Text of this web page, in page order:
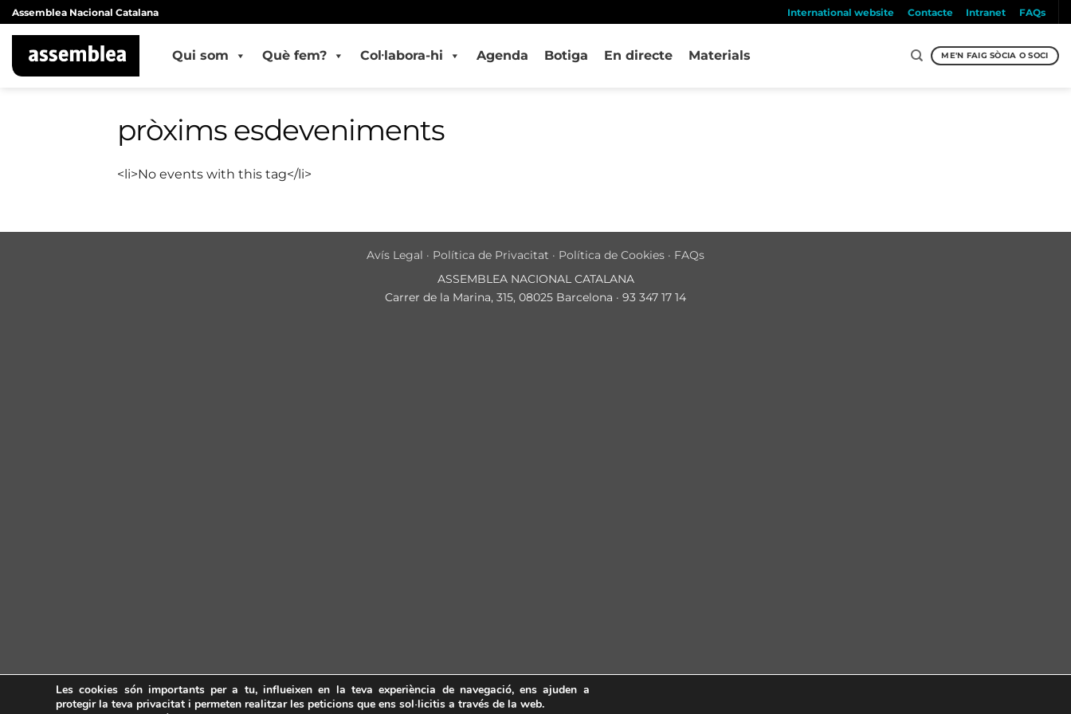
Skip
to
content
Assemblea Nacional Catalana International website Contacte Intranet FAQs
Qui som Què fem? Col·labora-hi Agenda Botiga En directe Materials ME'N FAIG SÒCIA O SOCI
pròxims esdeveniments
<li>No events with this tag</li>
Avís Legal · Política de Privacitat · Política de Cookies · FAQs
ASSEMBLEA NACIONAL CATALANA
Carrer de la Marina, 315, 08025 Barcelona · 93 347 17 14
Les cookies són importants per a tu, influeixen en la teva experiència de navegació, ens ajuden a
protegir la teva privacitat i permeten realitzar les peticions que ens sol·licitis a través de la web.